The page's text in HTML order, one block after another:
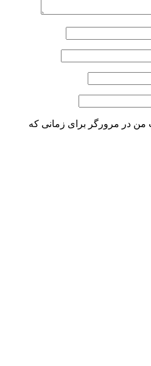
من در مرورگر برای زمانی که